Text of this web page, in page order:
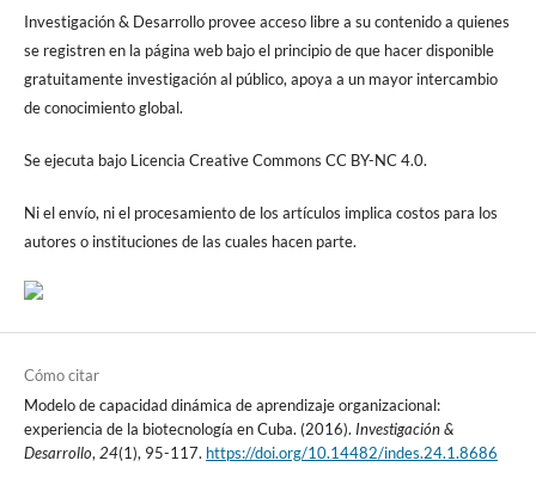
Investigación & Desarrollo provee acceso libre a su contenido a quienes
se registren en la página web bajo el principio de que hacer disponible
gratuitamente investigación al público, apoya a un mayor intercambio
de conocimiento global.
Se ejecuta bajo Licencia Creative Commons CC BY-NC 4.0.
Ni el envío, ni el procesamiento de los artículos implica costos para los
autores o instituciones de las cuales hacen parte.
Cómo citar
Modelo de capacidad dinámica de aprendizaje organizacional:
experiencia de la biotecnología en Cuba. (2016). Investigación &
Desarrollo, 24(1), 95-117. https://doi.org/10.14482/indes.24.1.8686